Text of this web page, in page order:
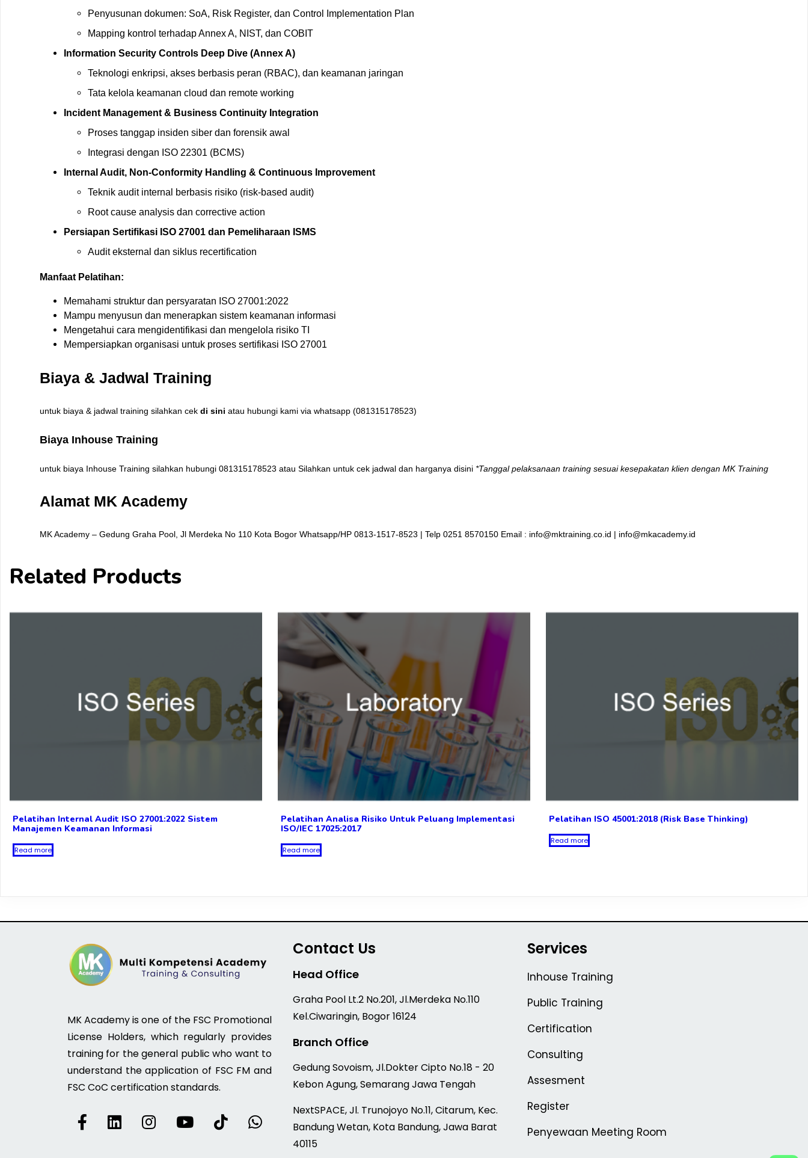
Penyusunan dokumen: SoA, Risk Register, dan Control Implementation Plan
Mapping kontrol terhadap Annex A, NIST, dan COBIT
Information Security Controls Deep Dive (Annex A)
Teknologi enkripsi, akses berbasis peran (RBAC), dan keamanan jaringan
Tata kelola keamanan cloud dan remote working
Incident Management & Business Continuity Integration
Proses tanggap insiden siber dan forensik awal
Integrasi dengan ISO 22301 (BCMS)
Internal Audit, Non-Conformity Handling & Continuous Improvement
Teknik audit internal berbasis risiko (risk-based audit)
Root cause analysis dan corrective action
Persiapan Sertifikasi ISO 27001 dan Pemeliharaan ISMS
Audit eksternal dan siklus recertification
Manfaat Pelatihan:
Memahami struktur dan persyaratan ISO 27001:2022
Mampu menyusun dan menerapkan sistem keamanan informasi
Mengetahui cara mengidentifikasi dan mengelola risiko TI
Mempersiapkan organisasi untuk proses sertifikasi ISO 27001
Biaya & Jadwal Training
untuk biaya & jadwal training silahkan cek di sini atau hubungi kami via whatsapp (081315178523)
Biaya Inhouse Training
untuk biaya Inhouse Training silahkan hubungi 081315178523 atau Silahkan untuk cek jadwal dan harganya disini *Tanggal pelaksanaan training sesuai kesepakatan klien dengan MK Training
Alamat MK Academy
MK Academy – Gedung Graha Pool, Jl Merdeka No 110 Kota Bogor Whatsapp/HP 0813-1517-8523 | Telp 0251 8570150 Email : info@mktraining.co.id | info@mkacademy.id
Related Products
Pelatihan Internal Audit ISO 27001:2022 Sistem
Manajemen Keamanan Informasi
Read more
Pelatihan Analisa Risiko Untuk Peluang Implementasi
ISO/IEC 17025:2017
Read more
Pelatihan ISO 45001:2018 (Risk Base Thinking)
Read more
MK Academy is one of the FSC Promotional
License Holders, which regularly provides
training for the general public who want to
understand the application of FSC FM and
FSC CoC certification standards.
Contact Us
Head Office
Graha Pool Lt.2 No.201, Jl.Merdeka No.110
Kel.Ciwaringin, Bogor 16124
Branch Office
Gedung Sovoism, Jl.Dokter Cipto No.18 - 20
Kebon Agung, Semarang Jawa Tengah
NextSPACE, Jl. Trunojoyo No.11, Citarum, Kec.
Bandung Wetan, Kota Bandung, Jawa Barat
40115
Services
Inhouse Training
Public Training
Certification
Consulting
Assesment
Register
Penyewaan Meeting Room